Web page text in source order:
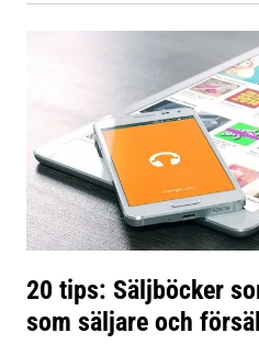
20 tips: Säljböcker
som säljare och